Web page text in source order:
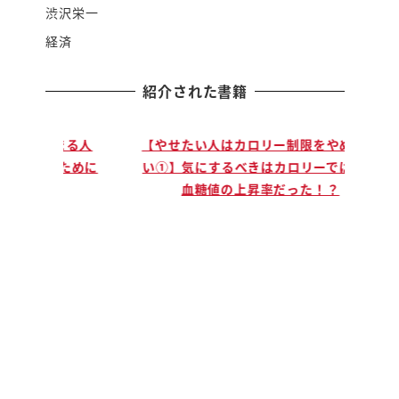
渋沢栄一
経済
紹介された書籍
【やせたい人はカロリー制限をやめなさ
い①】気にするべきはカロリーではなく
血糖値の上昇率だった！？